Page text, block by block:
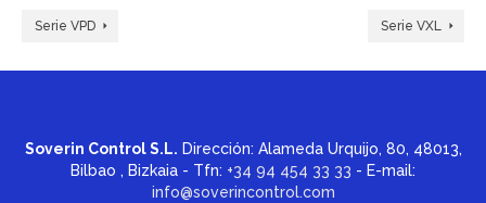
Serie VPD Serie VXL
Soverin Control S.L. Dirección: Alameda Urquijo, 80, 48013,
Bilbao , Bizkaia - Tfn: +34 94 454 33 33 - E-mail:
info@soverincontrol.com